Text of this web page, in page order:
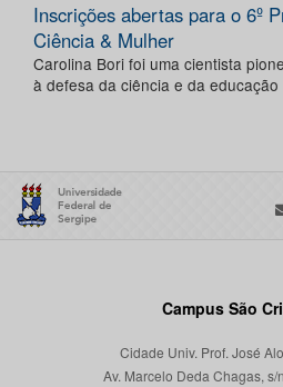
Inscrições abertas para o 6º
Ciência & Mulher
Carolina Bori foi uma cientista
à defesa da ciência e da educação
Campus São
Cidade Univ. Prof. José
Av. Marcelo Deda Chagas,